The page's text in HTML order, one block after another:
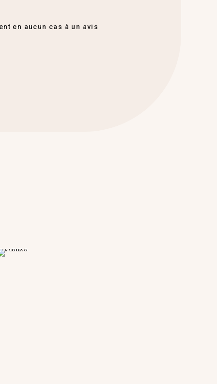
en aucun cas à un avis